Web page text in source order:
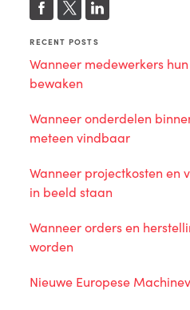
RECENT POSTS
Wanneer medewerkers
bewaken
Wanneer onderdelen
meteen vindbaar
Wanneer projectkosten en
in beeld staan
Wanneer orders en
worden
Nieuwe Europese